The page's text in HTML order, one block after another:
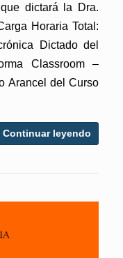
dictará la Dra.
Horaria Total:
Dictado del
Classroom –
Arancel del Curso
Continuar leyendo